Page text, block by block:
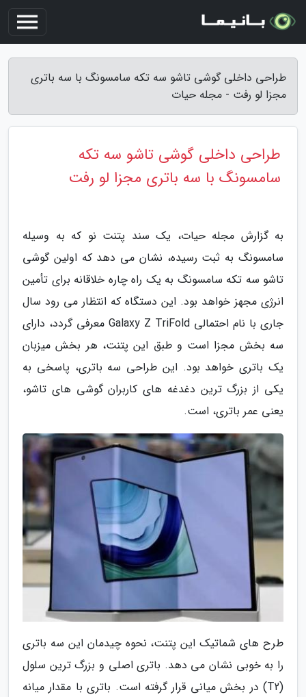
طراحی داخلی گوشی تاشو سه تکه سامسونگ با سه باتری
مجزا لو رفت - مجله حیات
طراحی داخلی گوشی تاشو سه تکه
سامسونگ با سه باتری مجزا لو رفت
به گزارش مجله حیات، یک سند پتنت نو که به وسیله
سامسونگ به ثبت رسیده، نشان می دهد که اولین گوشی
تاشو سه تکه سامسونگ به یک راه چاره خلاقانه برای تأمین
انرژی مجهز خواهد بود. این دستگاه که انتظار می رود سال
جاری با نام احتمالی Galaxy Z TriFold معرفی گردد، دارای
سه بخش مجزا است و طبق این پتنت، هر بخش میزبان
یک باتری خواهد بود. این طراحی سه باتری، پاسخی به
یکی از بزرگ ترین دغدغه های کاربران گوشی های تاشو،
یعنی عمر باتری، است.
طرح های شماتیک این پتنت، نحوه چیدمان این سه باتری
را به خوبی نشان می دهد. باتری اصلی و بزرگ ترین سلول
(T2) در بخش میانی قرار گرفته است. باتری با مقدار میانه